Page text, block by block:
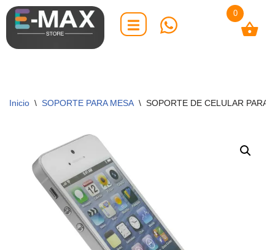
Saltar
al
Inicio \ SOPORTE PARA MESA \ SOPORTE DE CELULAR PARA
0